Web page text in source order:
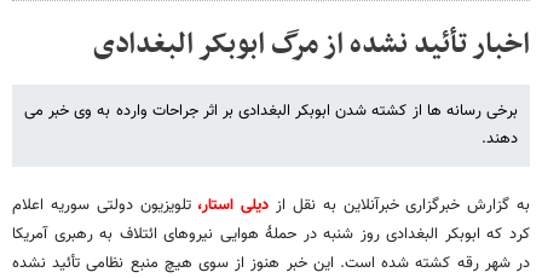
اخبار تأئید نشده از مرگ ابوبکر البغدادی
برخی رسانه ها از کشته شدن ابوبکر البغدادی بر اثر جراحات وارده به وی خبر می
دهند.
به گزارش خبرگزاری خبرآنلاین به نقل ازدیلی استار، تلویزیون دولتی سوریه اعلام
کرد که ابوبکر البغدادی روز شنبه در حملۀ هوایی نیروهای ائتلاف به رهبری آمریکا
در شهر رقه کشته شده است. این خبر هنوز از سوی هیچ منبع نظامی تأئید نشده